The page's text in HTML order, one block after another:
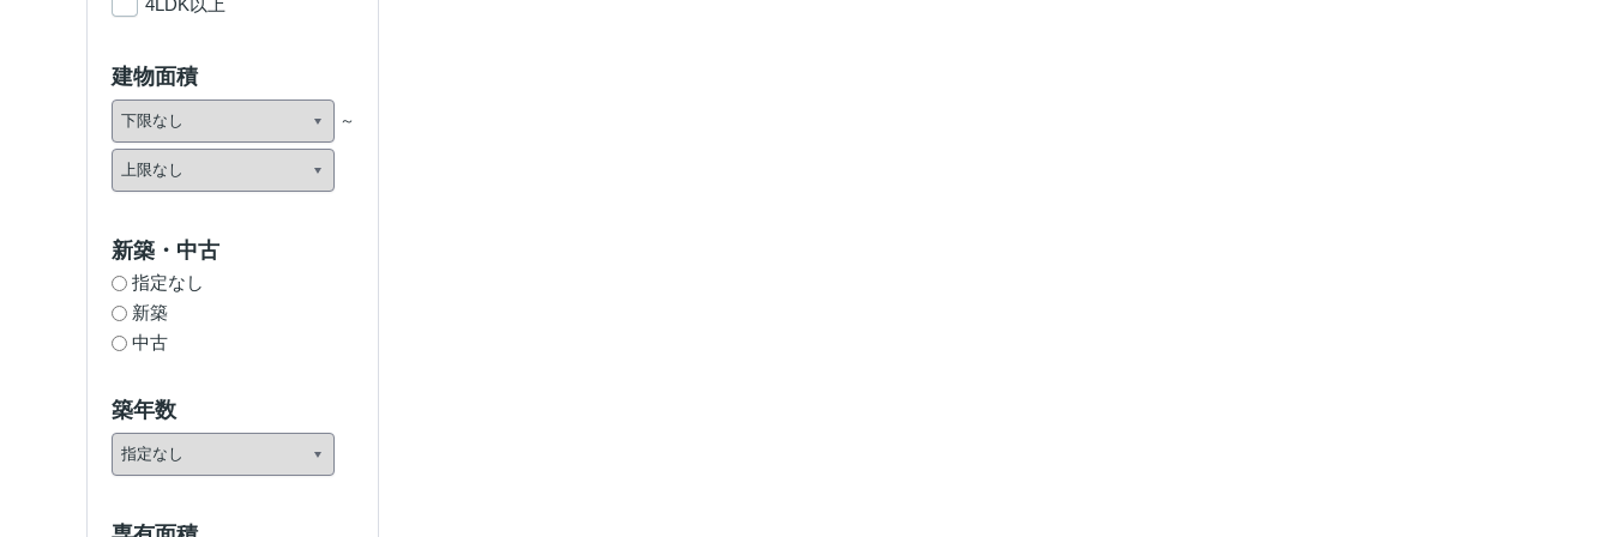
4LDK以上
建物面積
新築・中古
指定なし
新築
中古
築年数